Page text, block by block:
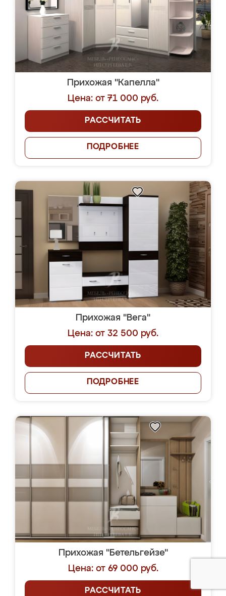
Прихожая "Капелла"
Цена: от 71 000 руб.
РАССЧИТАТЬ
ПОДРОБНЕЕ
Прихожая "Вега"
Цена: от 32 500 руб.
РАССЧИТАТЬ
ПОДРОБНЕЕ
Прихожая "Бетельгейзе"
Цена: от 69 000 руб.
РАССЧИТАТЬ